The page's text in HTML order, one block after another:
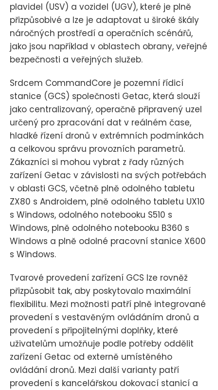
plavidel (USV) a vozidel (UGV), které je plně
přizpůsobivé a lze je adaptovat u široké škály
náročných prostředí a operačních scénářů,
jako jsou například v oblastech obrany, veřejné
bezpečnosti a veřejných služeb.
Srdcem CommandCore je pozemní řídicí
stanice (GCS) společnosti Getac, která slouží
jako centralizovaný, operačně připravený uzel
určený pro zpracování dat v reálném čase,
hladké řízení dronů v extrémních podmínkách
a celkovou správu provozních parametrů.
Zákazníci si mohou vybrat z řady různých
zařízení Getac v závislosti na svých potřebách
v oblasti GCS, včetně plně odolného tabletu
ZX80 s Androidem, plně odolného tabletu UX10
s Windows, odolného notebooku S510 s
Windows, plně odolného notebooku B360 s
Windows a plně odolné pracovní stanice X600
s Windows.
Tvarové provedení zařízení GCS lze rovněž
přizpůsobit tak, aby poskytovalo maximální
flexibilitu. Mezi možnosti patří plně integrované
provedení s vestavěným ovládáním dronů a
provedení s připojitelnými doplňky, které
uživatelům umožňuje podle potřeby oddělit
zařízení Getac od externě umístěného
ovládání dronů. Mezi další varianty patří
provedení s kancelářskou dokovací stanicí a